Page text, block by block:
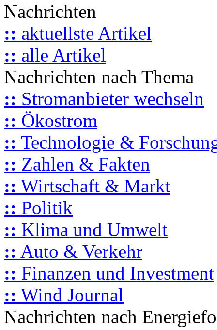
Nachrichten
:: aktuellste Artikel
:: alle Artikel
Nachrichten nach Thema
:: Stromanbieter wechseln
:: Ökostrom
:: Technologie &
:: Zahlen & Fakten
:: Wirtschaft & Markt
:: Politik
:: Klima und Umwelt
:: Auto & Verkehr
:: Finanzen und Investment
:: Wind Journal
Nachrichten nach